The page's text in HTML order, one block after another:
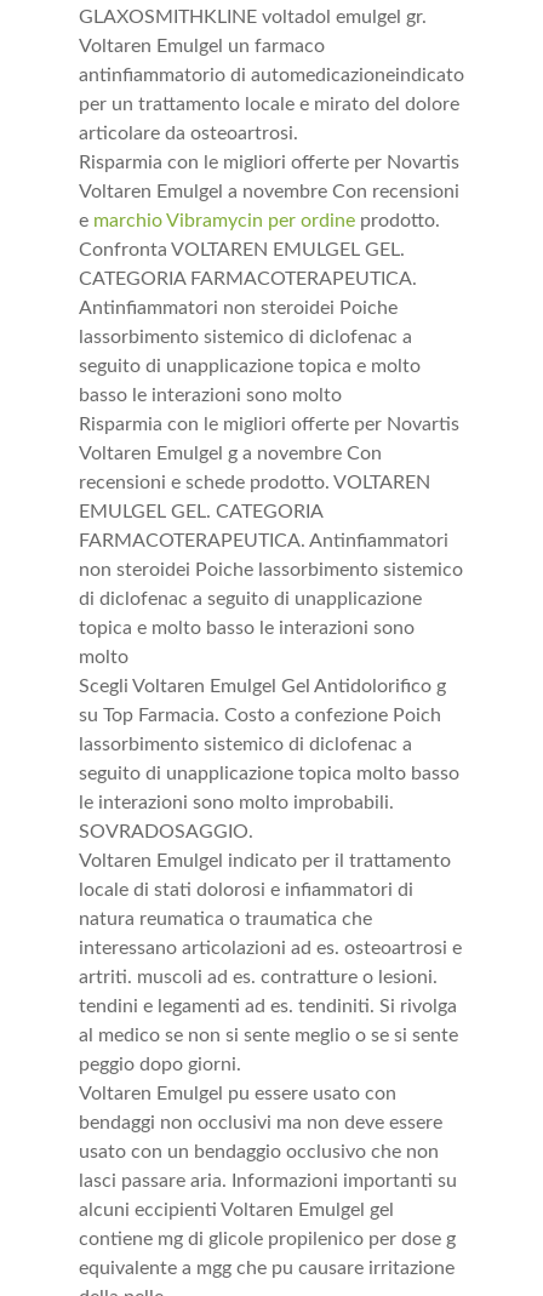
GLAXOSMITHKLINE voltadol emulgel gr.
Voltaren Emulgel un farmaco
antinfiammatorio di automedicazioneindicato
per un trattamento locale e mirato del dolore
articolare da osteoartrosi.
Risparmia con le migliori offerte per Novartis
Voltaren Emulgel a novembre Con recensioni
e marchio Vibramycin per ordineprodotto.
Confronta VOLTAREN EMULGEL GEL.
CATEGORIA FARMACOTERAPEUTICA.
Antinfiammatori non steroidei Poiche
lassorbimento sistemico di diclofenac a
seguito di unapplicazione topica e molto
basso le interazioni sono molto
Risparmia con le migliori offerte per Novartis
Voltaren Emulgel g a novembre Con
recensioni e schede prodotto. VOLTAREN
EMULGEL GEL. CATEGORIA
FARMACOTERAPEUTICA. Antinfiammatori
non steroidei Poiche lassorbimento sistemico
di diclofenac a seguito di unapplicazione
topica e molto basso le interazioni sono
molto
Scegli Voltaren Emulgel Gel Antidolorifico g
su Top Farmacia. Costo a confezione Poich
lassorbimento sistemico di diclofenac a
seguito di unapplicazione topica molto basso
le interazioni sono molto improbabili.
SOVRADOSAGGIO.
Voltaren Emulgel indicato per il trattamento
locale di stati dolorosi e infiammatori di
natura reumatica o traumatica che
interessano articolazioni ad es. osteoartrosi e
artriti. muscoli ad es. contratture o lesioni.
tendini e legamenti ad es. tendiniti. Si rivolga
al medico se non si sente meglio o se si sente
peggio dopo giorni.
Voltaren Emulgel pu essere usato con
bendaggi non occlusivi ma non deve essere
usato con un bendaggio occlusivo che non
lasci passare aria. Informazioni importanti su
alcuni eccipienti Voltaren Emulgel gel
contiene mg di glicole propilenico per dose g
equivalente a mgg che pu causare irritazione